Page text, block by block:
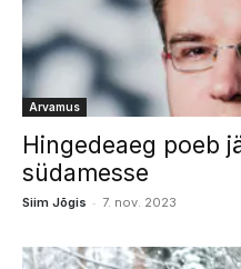
Arvamus
Hingedeaeg poeb
südamesse
Siim Jõgis - 7. nov. 2023